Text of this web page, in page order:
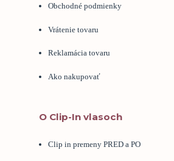
Obchodné podmienky
Vrátenie tovaru
Reklamácia tovaru
Ako nakupovať
O Clip-In vlasoch
Clip in premeny PRED a PO